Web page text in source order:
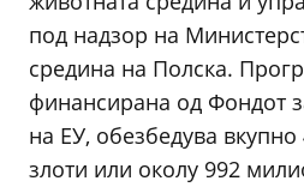
под надзор на
средина на Полска.
финансирана од Фондот
на ЕУ, обезбедува
злоти или околу 992